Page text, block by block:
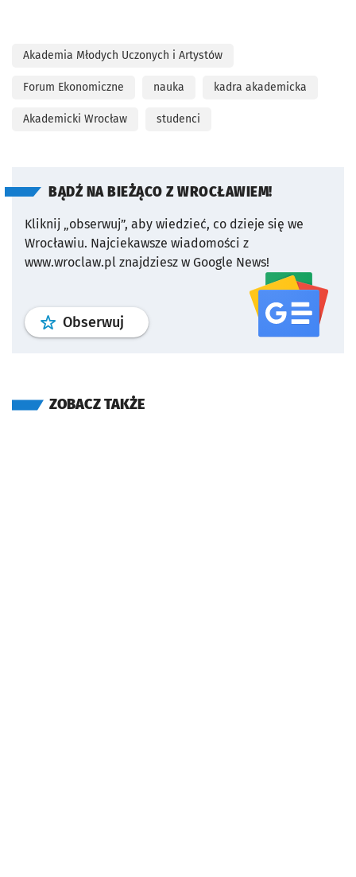
Akademia Młodych Uczonych i Artystów
Forum Ekonomiczne nauka kadra akademicka
Akademicki Wrocław studenci
BĄDŹ NA BIEŻĄCO Z WROCŁAWIEM!
Kliknij „obserwuj”, aby wiedzieć, co dzieje się we
Wrocławiu. Najciekawsze wiadomości z
www.wroclaw.pl znajdziesz w Google News!
Obserwuj profil serwisu
ZOBACZ TAKŻE